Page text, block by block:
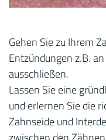
Gehen Sie zu Ihrem
Entzündungen z.B.
ausschließen.
Lassen Sie eine
und erlernen Sie die
Zahnseide und